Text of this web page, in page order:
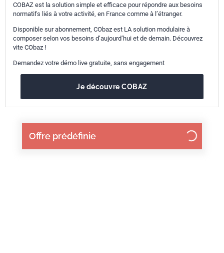
Offre prédéfinie
COBAZ est la solution simple et efficace pour répondre aux besoins
normatifs liés à votre activité, en France comme à l’étranger.
Disponible sur abonnement, CObaz est LA solution modulaire à
composer selon vos besoins d’aujourd’hui et de demain. Découvrez
vite CObaz !
Demandez votre démo live gratuite, sans engagement
Je découvre COBAZ